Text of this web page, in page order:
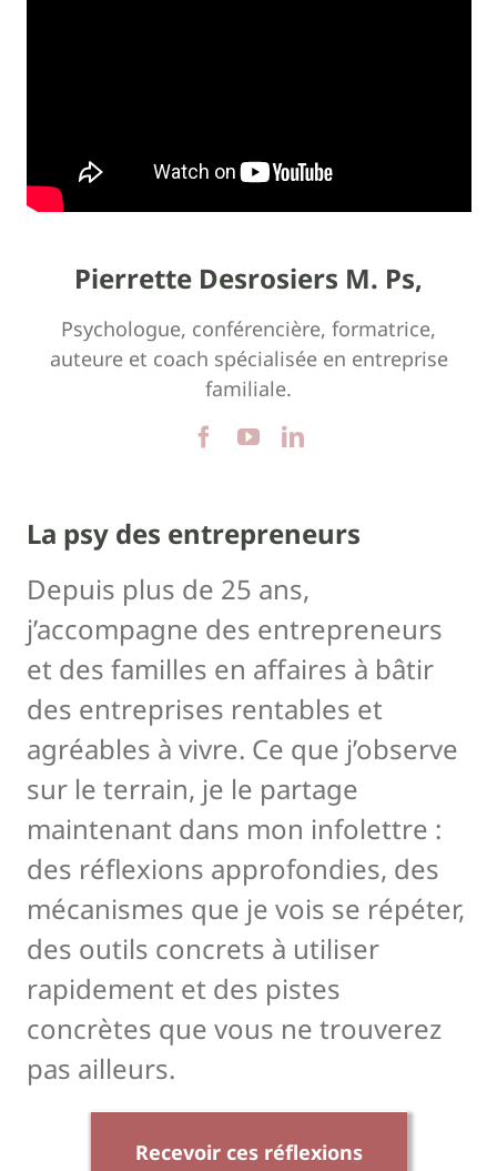
Pierrette Desrosiers M. Ps,
Psychologue, conférencière, formatrice,
auteure et coach spécialisée en entreprise
familiale.
La psy des entrepreneurs
Depuis plus de 25 ans,
j’accompagne des entrepreneurs
et des familles en affaires à bâtir
des entreprises rentables et
agréables à vivre. Ce que j’observe
sur le terrain, je le partage
maintenant dans mon infolettre :
des réflexions approfondies, des
mécanismes que je vois se répéter,
des outils concrets à utiliser
rapidement et des pistes
concrètes que vous ne trouverez
pas ailleurs.
Recevoir ces réflexions